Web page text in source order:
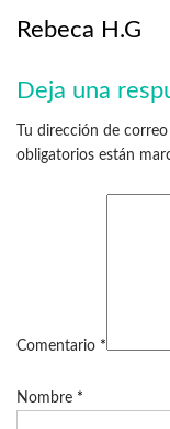
Rebeca H.G
Deja una
Tu dirección de
obligatorios están
Comentario *
Nombre *